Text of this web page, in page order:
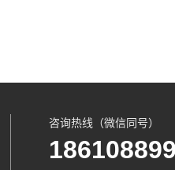
咨询热线（微信同号）